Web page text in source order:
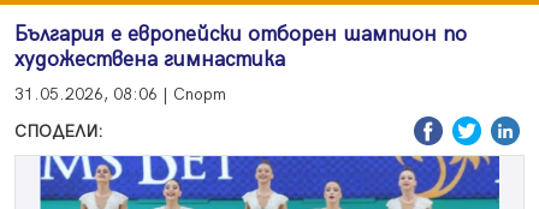
България е европейски отборен шампион по
художествена гимнастика
31.05.2026, 08:06 | Спорт
СПОДЕЛИ: